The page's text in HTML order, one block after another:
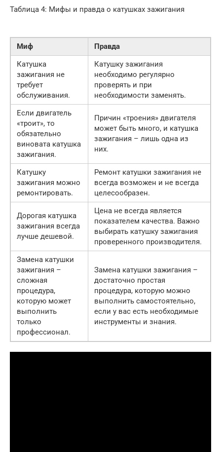
Таблица 4: Мифы и правда о катушках зажигания
Миф
Правда
Катушка
зажигания не
требует
обслуживания.
Катушку зажигания
необходимо регулярно
проверять и при
необходимости заменять.
Если двигатель
«троит», то
обязательно
виновата катушка
зажигания.
Причин «троения» двигателя
может быть много, и катушка
зажигания – лишь одна из
них.
Катушку
зажигания можно
ремонтировать.
Ремонт катушки зажигания не
всегда возможен и не всегда
целесообразен.
Дорогая катушка
зажигания всегда
лучше дешевой.
Цена не всегда является
показателем качества. Важно
выбирать катушку зажигания
проверенного производителя.
Замена катушки
зажигания –
сложная
процедура,
которую может
выполнить
только
профессионал.
Замена катушки зажигания –
достаточно простая
процедура, которую можно
выполнить самостоятельно,
если у вас есть необходимые
инструменты и знания.